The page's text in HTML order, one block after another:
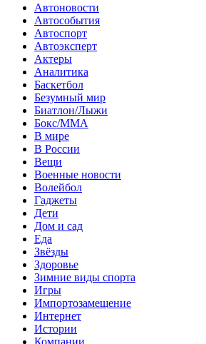
Автоновости
Автособытия
Автоспорт
Автоэксперт
Актеры
Аналитика
Баскетбол
Безумный мир
Биатлон/Лыжи
Бокс/MMA
В мире
В России
Вещи
Военные новости
Волейбол
Гаджеты
Дети
Дом и сад
Еда
Звёзды
Здоровье
Зимние виды спорта
Игры
Импортозамещение
Интернет
Истории
Компании